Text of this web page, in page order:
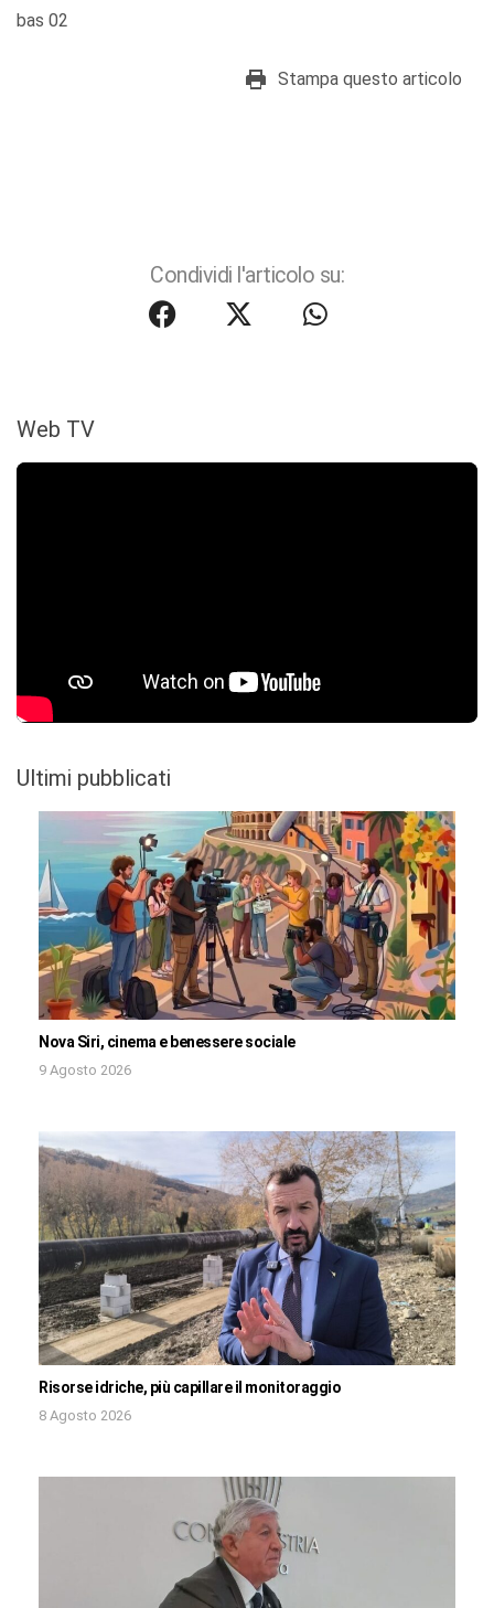
bas 02
Stampa questo articolo
Condividi l'articolo su:
Web TV
Ultimi pubblicati
Nova Siri, cinema e benessere sociale
9 Agosto 2026
Risorse idriche, più capillare il monitoraggio
8 Agosto 2026